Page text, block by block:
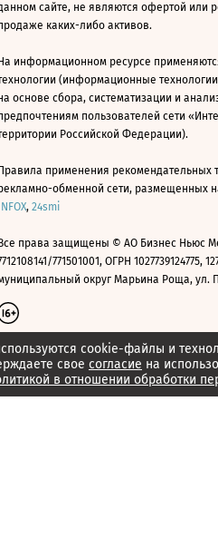
cookie-файлы и
свое согласие на
в отношении обработки
сайте, не являются офертой или
каких-либо активов.
На информационном ресурсе
(информационные
основе сбора, систематизации и
пользователей сети
Российской Федерации).
Правила применения рекомендательных
обменной сети, размещенных
INFOX, 24smi
Все права защищены © АО Бизнес Ньюс
771501001, ОГРН 1027739124775,
округ Марьина Роща, ул.